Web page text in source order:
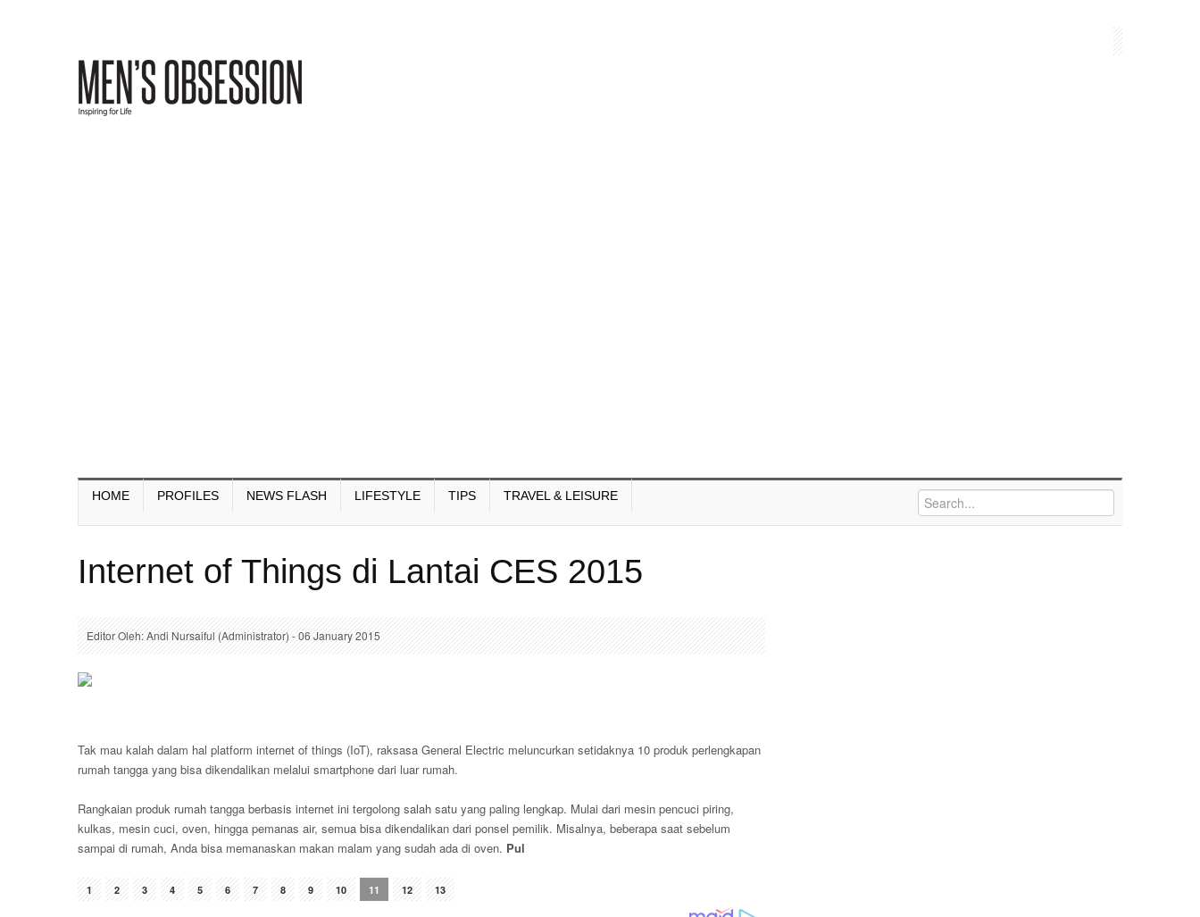
HOME PROFILES NEWS FLASH LIFESTYLE TIPS TRAVEL & LEISURE
Internet of Things di Lantai CES 2015
Editor Oleh: Andi Nursaiful (Administrator) - 06 January 2015
Tak mau kalah dalam hal platform internet of things (IoT), raksasa General Electric meluncurkan setidaknya 10 produk perlengkapan
rumah tangga yang bisa dikendalikan melalui smartphone dari luar rumah.
Rangkaian produk rumah tangga berbasis internet ini tergolong salah satu yang paling lengkap. Mulai dari mesin pencuci piring,
kulkas, mesin cuci, oven, hingga pemanas air, semua bisa dikendalikan dari ponsel pemilik. Misalnya, beberapa saat sebelum
sampai di rumah, Anda bisa memanaskan makan malam yang sudah ada di oven. Pul
1 2 3 4 5 6 7 8 9 10 11 12 13